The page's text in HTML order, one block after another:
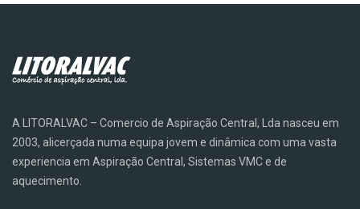
A LITORALVAC – Comercio de Aspiração Central, Lda nasceu em
2003, alicerçada numa equipa jovem e dinâmica com uma vasta
experiencia em Aspiração Central, Sistemas VMC e de
aquecimento.